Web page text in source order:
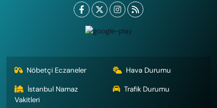
Nöbetçi Eczaneler
Hava Durumu
İstanbul Namaz
Vakitleri
Trafik Durumu